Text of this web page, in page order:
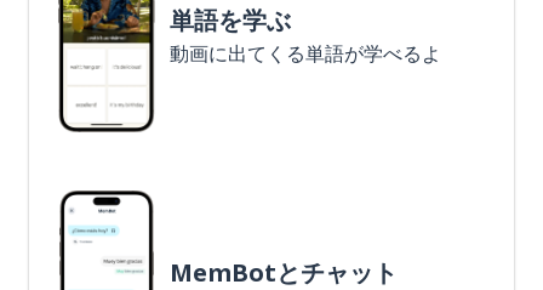
単語を学ぶ
動画に出てくる単語が学べるよ
MemBotとチャット